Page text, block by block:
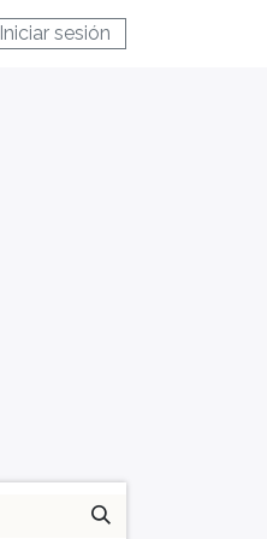
Iniciar sesión